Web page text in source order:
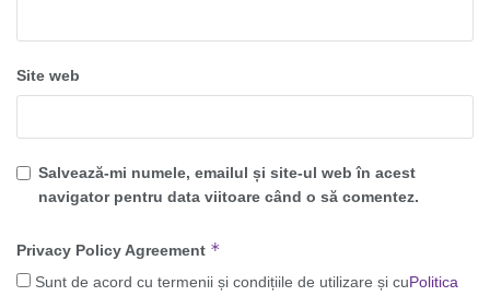
Site web
Salvează-mi numele, emailul și site-ul web în acest
navigator pentru data viitoare când o să comentez.
Privacy Policy Agreement *
Sunt de acord cu termenii și condițiile de utilizare și cuPolitica